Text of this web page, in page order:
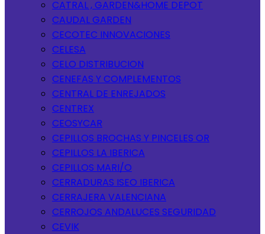
CATRAL , GARDEN&HOME DEPOT
CAUDAL GARDEN
CECOTEC INNOVACIONES
CELESA
CELO DISTRIBUCION
CENEFAS Y COMPLEMENTOS
CENTRAL DE ENREJADOS
CENTREX
CEOSYCAR
CEPILLOS BROCHAS Y PINCELES OR
CEPILLOS LA IBERICA
CEPILLOS MARI/O
CERRADURAS ISEO IBERICA
CERRAJERA VALENCIANA
CERROJOS ANDALUCES SEGURIDAD
CEVIK